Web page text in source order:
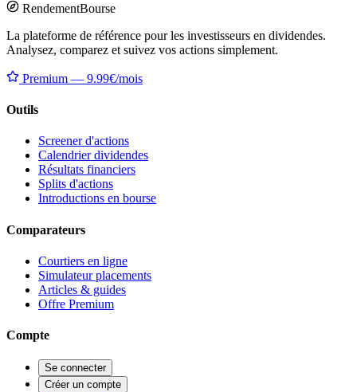
RendementBourse
La plateforme de référence pour les investisseurs en dividendes.
Analysez, comparez et suivez vos actions simplement.
Premium — 9.99€/mois
Outils
Screener d'actions
Calendrier dividendes
Résultats financiers
Splits d'actions
Introductions en bourse
Comparateurs
Courtiers en ligne
Simulateur placements
Articles & guides
Offre Premium
Compte
Se connecter
Créer un compte